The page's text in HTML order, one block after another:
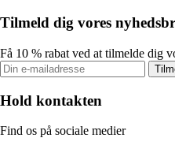
Tilmeld dig vores
Få 10 % rabat ved at tilmelde dig
Hold kontakten
Find os på sociale medier